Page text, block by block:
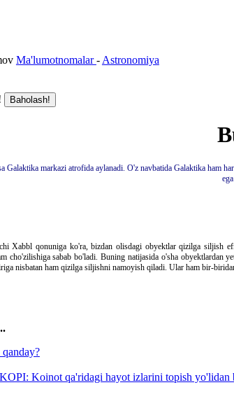
Ma'lumotnomalar- Astronomiya
Galaktika markazi atrofida aylanadi. O'z navbatida Galaktika ham
Xabbl qonuniga ko'ra, bizdan olisdagi obyektlar qizilga siljish
cho'zilishiga sabab bo'ladi. Buning natijasida o'sha
nisbatan ham qizilga siljishni namoyish qiladi. Ular ham bir-
Koinot qa'ridagi hayot izlarini topish yo'lidan